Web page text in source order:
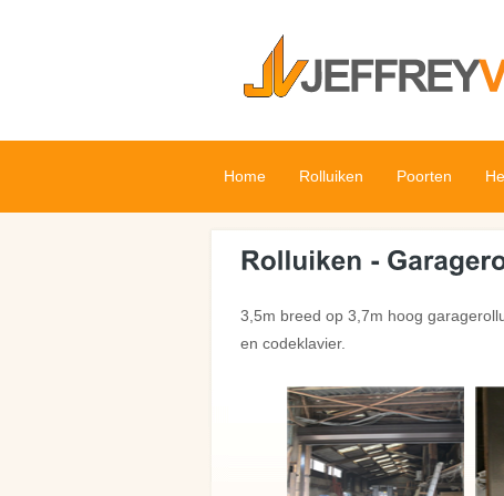
Home Rolluiken Poorten
3,5m breed op 3,7m hoog
en codeklavier.